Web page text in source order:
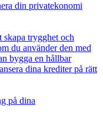
din privatekonomi
trygghet och
du använder den med
bygga en hållbar
dina krediter på rätt
på dina